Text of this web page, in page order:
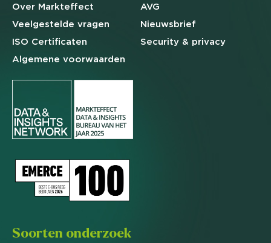
Over Markteffect
Veelgestelde vragen
ISO Certificaten
Algemene voorwaarden
AVG
Nieuwsbrief
Security & privacy
Soorten onderzoek